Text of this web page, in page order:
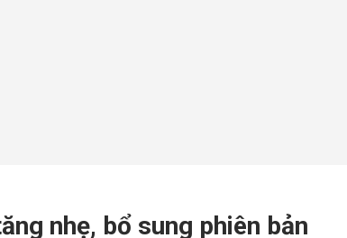
nhẹ, bổ sung phiên bản